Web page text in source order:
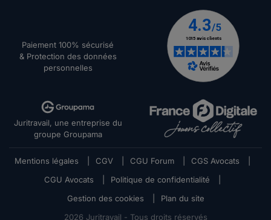
Paiement 100% sécurisé
& Protection des données
personnelles
Juritravail, une entreprise du
groupe Groupama
Mentions légales CGV CGU Forum CGS Avocats
CGU Avocats
Politique de confidentialité
Gestion des cookies
Plan du site
2026 Juritravail - Tous droits réservés